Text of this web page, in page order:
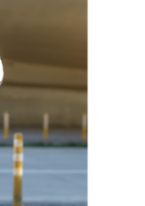
發現惡意使用之情形，
並採取法律行動。